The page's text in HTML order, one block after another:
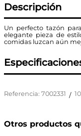
Descripción
Un perfecto tazón
elegante pieza de
comidas luzcan aún
Referencia: 7002331 /
Otros productos